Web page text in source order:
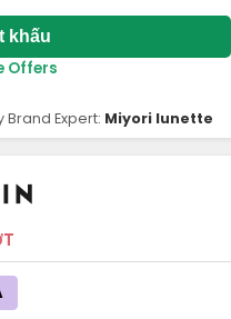
khấu
Offers
Brand Expert: Miyori lunette